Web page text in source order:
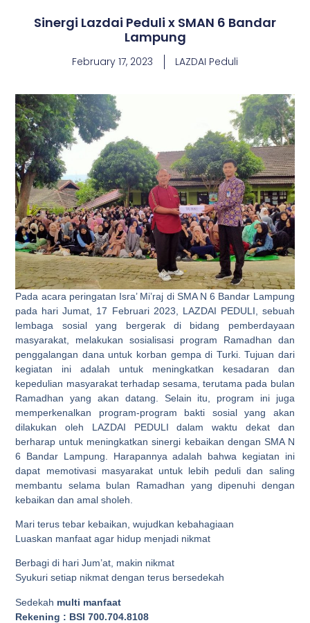
Sinergi Lazdai Peduli x SMAN 6 Bandar
Lampung
February 17, 2023 LAZDAI Peduli
Pada acara peringatan Isra’ Mi’raj di SMA N 6 Bandar Lampung
pada hari Jumat, 17 Februari 2023, LAZDAI PEDULI, sebuah
lembaga sosial yang bergerak di bidang pemberdayaan
masyarakat, melakukan sosialisasi program Ramadhan dan
penggalangan dana untuk korban gempa di Turki. Tujuan dari
kegiatan ini adalah untuk meningkatkan kesadaran dan
kepedulian masyarakat terhadap sesama, terutama pada bulan
Ramadhan yang akan datang. Selain itu, program ini juga
memperkenalkan program-program bakti sosial yang akan
dilakukan oleh LAZDAI PEDULI dalam waktu dekat dan
berharap untuk meningkatkan sinergi kebaikan dengan SMA N
6 Bandar Lampung. Harapannya adalah bahwa kegiatan ini
dapat memotivasi masyarakat untuk lebih peduli dan saling
membantu selama bulan Ramadhan yang dipenuhi dengan
kebaikan dan amal sholeh.
Mari terus tebar kebaikan, wujudkan kebahagiaan
Luaskan manfaat agar hidup menjadi nikmat
Berbagi di hari Jum’at, makin nikmat
Syukuri setiap nikmat dengan terus bersedekah
Sedekah multi manfaat
Rekening : BSI 700.704.8108